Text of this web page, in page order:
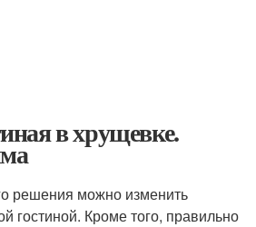
в хрущевке.
решения можно изменить
гостиной. Кроме того, правильно